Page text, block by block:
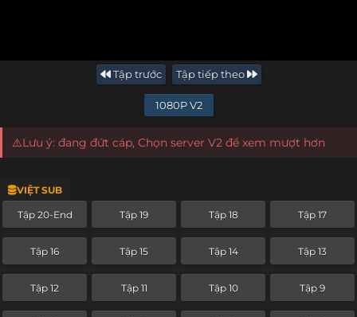
Tập trước Tập tiếp theo
1080P V2
⚠️Lưu ý: đang đứt cáp, Chọn server V2 để xem mượt hơn
VIỆT SUB
Tập 20-End Tập 19 Tập 18 Tập 17
Tập 16 Tập 15 Tập 14 Tập 13
Tập 12 Tập 11 Tập 10 Tập 9